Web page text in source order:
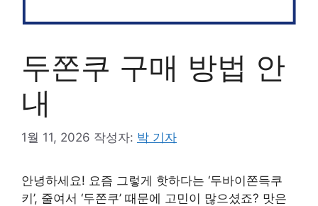
두쫀쿠 구매 방법 안
내
1월 11, 2026 작성자: 박 기자
안녕하세요! 요즘 그렇게 핫하다는 ‘두바이쫀득쿠
키’, 줄여서 ‘두쫀쿠’ 때문에 고민이 많으셨죠? 맛은